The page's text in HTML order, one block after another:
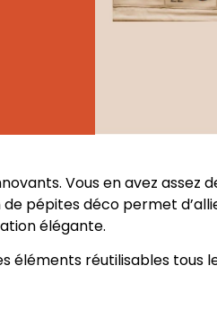
Vous en avez assez
pépites déco permet
élégante.
éléments réutilisables tous